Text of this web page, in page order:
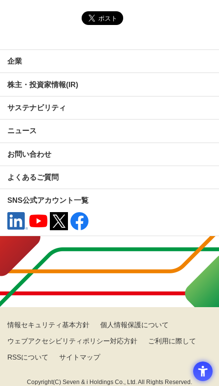
企業
株主・投資家情報(IR)
サステナビリティ
ニュース
お問い合わせ
よくあるご質問
SNS公式アカウント一覧
情報セキュリティ基本方針 個人情報保護について
ウェブアクセシビリティポリシー対応方針 ご利用に際して
RSSについて サイトマップ
Copyright(C) Seven & i Holdings Co., Ltd. All Rights Reserved.